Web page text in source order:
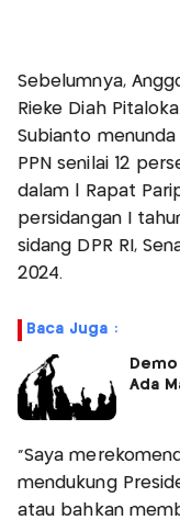
Sebelumnya,
Rieke Diah
Subianto
PPN senilai 12
dalam l Rapat
persidangan I
sidang DPR RI,
2024.
Baca Juga :
Ada
"Saya
mendukung
atau bahkan